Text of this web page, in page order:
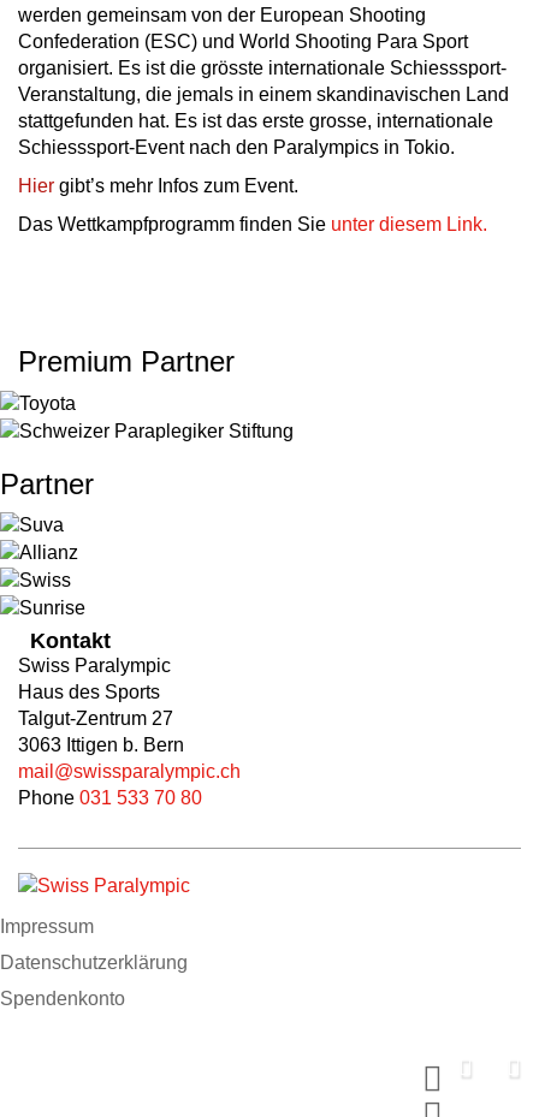
werden gemeinsam von der European Shooting
Confederation (ESC) und World Shooting Para Sport
organisiert. Es ist die grösste internationale Schiesssport-
Veranstaltung, die jemals in einem skandinavischen Land
stattgefunden hat. Es ist das erste grosse, internationale
Schiesssport-Event nach den Paralympics in Tokio.
Hier gibt’s mehr Infos zum Event.
Das Wettkampfprogramm finden Sie unter diesem Link.
Premium Partner
Partner
Kontakt
Swiss Paralympic
Haus des Sports
Talgut-Zentrum 27
3063 Ittigen b. Bern
mail@swissparalympic.ch
Phone 031 533 70 80
Impressum
Datenschutzerklärung
Spendenkonto